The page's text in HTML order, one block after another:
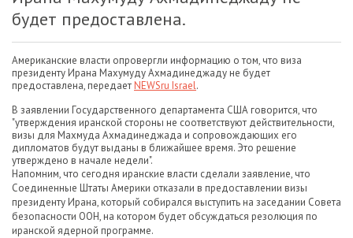
будет предоставлена.
Американские власти опровергли информацию о том, что виза
президенту Ирана Махумуду Ахмадинеджаду не будет
предоставлена, передаетNEWSru Israel.
В заявлении Государственного департамента США говорится, что
"утверждения иранской стороны не соответствуют действительности,
визы для Махмуда Ахмадинеджада и сопровождающих его
дипломатов будут выданы в ближайшее время. Это решение
утверждено в начале недели".
Напомним, что сегодня иранские власти сделали заявление, что
Соединенные Штаты Америки отказали в предоставлении визы
президенту Ирана, который собирался выступить на заседании Совета
безопасности ООН, на котором будет обсуждаться резолюция по
иранской ядерной программе.